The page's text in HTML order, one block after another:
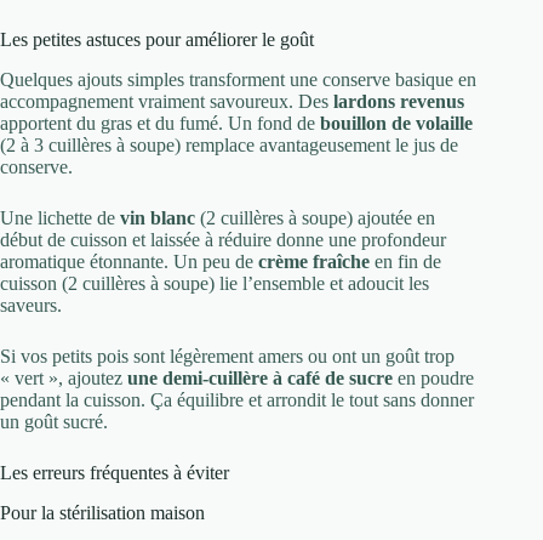
Les petites astuces pour améliorer le goût
Quelques ajouts simples transforment une conserve basique en
accompagnement vraiment savoureux. Des lardons revenus
apportent du gras et du fumé. Un fond de bouillon de volaille
(2 à 3 cuillères à soupe) remplace avantageusement le jus de
conserve.
Une lichette de vin blanc (2 cuillères à soupe) ajoutée en
début de cuisson et laissée à réduire donne une profondeur
aromatique étonnante. Un peu de crème fraîche en fin de
cuisson (2 cuillères à soupe) lie l’ensemble et adoucit les
saveurs.
Si vos petits pois sont légèrement amers ou ont un goût trop
« vert », ajoutez une demi-cuillère à café de sucre en poudre
pendant la cuisson. Ça équilibre et arrondit le tout sans donner
un goût sucré.
Les erreurs fréquentes à éviter
Pour la stérilisation maison